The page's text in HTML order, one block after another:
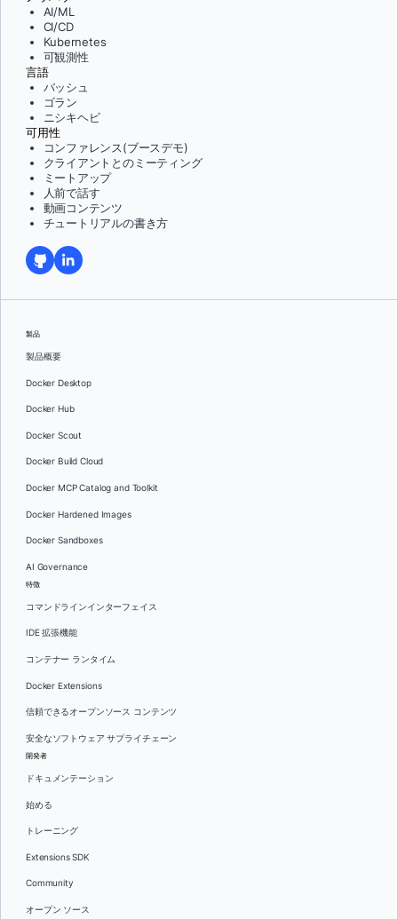
AI/ML
CI/CD
Kubernetes
可観測性
言語
バッシュ
ゴラン
ニシキヘビ
可用性
コンファレンス(ブースデモ)
クライアントとのミーティング
ミートアップ
人前で話す
動画コンテンツ
チュートリアルの書き方
製品
製品概要
Docker Desktop
Docker Hub
Docker Scout
Docker Build Cloud
Docker MCP Catalog and Toolkit
Docker Hardened Images
Docker Sandboxes
AI Governance
特徴
コマンドラインインターフェイス
IDE 拡張機能
コンテナー ランタイム
Docker Extensions
信頼できるオープンソース コンテンツ
安全なソフトウェア サプライチェーン
開発者
ドキュメンテーション
始める
トレーニング
Extensions SDK
Community
オープン ソース